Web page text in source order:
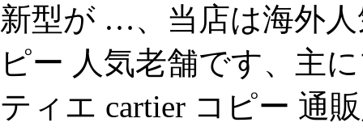
新型が …、当店は海外
ピー 人気老舗です、主
ティエ cartier コピー 通